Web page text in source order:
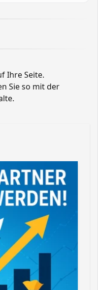
Ihre Seite.
Sie so mit der